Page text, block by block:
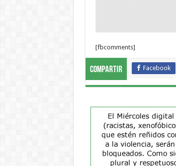
[fbcomments]
Compartir Facebook